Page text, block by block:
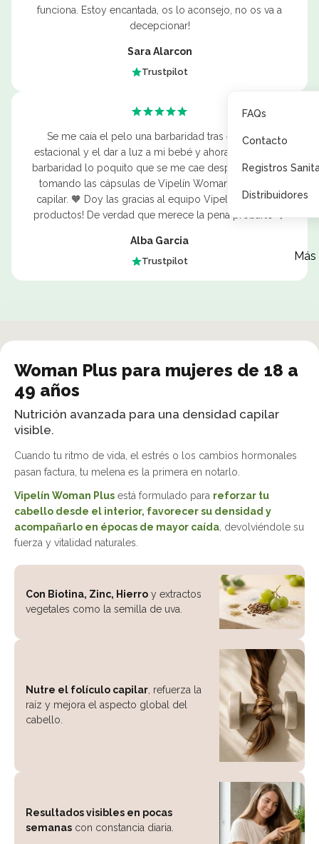
FAQs
Contacto
Registros
Distribuidores
Más
funciona. Estoy encantada, os lo aconsejo, no os va a
decepcionar!
Sara Alarcon
Trustpilot
Se me caía el pelo una barbaridad tras el cambio
estacional y el dar a luz a mi bebé y ahora se nota una
barbaridad lo poquito que se me cae después de estar
tomando las cápsulas de Vipelín Woman y la loción
capilar. 🧡 Doy las gracias al equipo Vipelín por estos
productos! De verdad que merece la pena probarlo ❤️
Alba Garcia
Trustpilot
Woman Plus para mujeres de 18 a
49 años
Nutrición avanzada para una densidad capilar
visible.
Cuando tu ritmo de vida, el estrés o los cambios hormonales
pasan factura, tu melena es la primera en notarlo.
Vipelín Woman Plus está formulado para reforzar tu
cabello desde el interior, favorecer su densidad y
acompañarlo en épocas de mayor caída, devolviéndole su
fuerza y vitalidad naturales.
Con Biotina, Zinc, Hierro y extractos
vegetales como la semilla de uva.
Nutre el folículo capilar, refuerza la
raíz y mejora el aspecto global del
cabello.
Resultados visibles en pocas
semanas con constancia diaria.